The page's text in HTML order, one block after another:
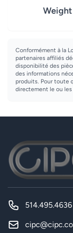
Weight
Conformément à la
partenaires affiliés
disponibilité des
des informations
produits. Pour toute
directement le ou les
514.495.4636